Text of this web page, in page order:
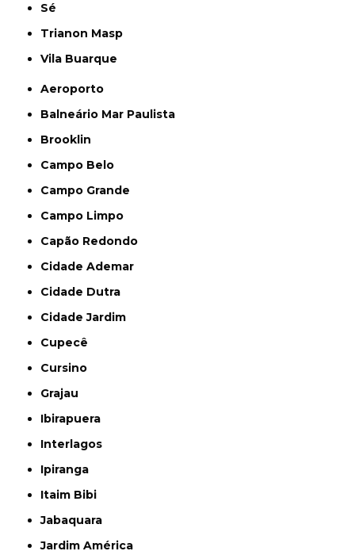
Sé
Trianon Masp
Vila Buarque
Aeroporto
Balneário Mar Paulista
Brooklin
Campo Belo
Campo Grande
Campo Limpo
Capão Redondo
Cidade Ademar
Cidade Dutra
Cidade Jardim
Cupecê
Cursino
Grajau
Ibirapuera
Interlagos
Ipiranga
Itaim Bibi
Jabaquara
Jardim América